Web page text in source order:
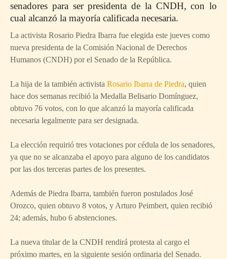
senadores para ser presidenta de la CNDH, con lo
cual alcanzó la mayoría calificada necesaria.
La activista Rosario Piedra Ibarra fue elegida este jueves como
nueva presidenta de la Comisión Nacional de Derechos
Humanos (CNDH) por el Senado de la República.
La hija de la también activista Rosario Ibarra de Piedra, quien
hace dos semanas recibió la Medalla Belisario Domínguez,
obtuvo 76 votos, con lo que alcanzó la mayoría calificada
necesaria legalmente para ser designada.
La elección requirió tres votaciones por cédula de los senadores,
ya que no se alcanzaba el apoyo para alguno de los candidatos
por las dos terceras partes de los presentes.
Además de Piedra Ibarra, también fueron postulados José
Orozco, quien obtuvo 8 votos, y Arturo Peimbert, quien recibió
24; además, hubo 6 abstenciones.
La nueva titular de la CNDH rendirá protesta al cargo el
próximo martes, en la siguiente sesión ordinaria del Senado.